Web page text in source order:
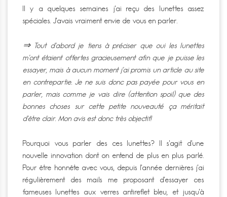
Il y a quelques semaines j’ai reçu des lunettes assez
spéciales. J’avais vraiment envie de vous en parler.
⇒ Tout d’abord je tiens à préciser que oui les lunettes
m’ont étaient offertes gracieusement afin que je puisse les
essayer, mais à aucun moment j’ai promis un article au site
en contrepartie. Je ne suis donc pas payée pour vous en
parler, mais comme je vais dire (attention spoil) que des
bonnes choses sur cette petite nouveauté ça méritait
d’être clair. Mon avis est donc très objectif!
Pourquoi vous parler des ces lunettes? Il s’agit d’une
nouvelle innovation dont on entend de plus en plus parlé.
Pour être honnête avec vous, depuis l’année dernières j’ai
régulièrement des mails me proposant d’essayer ces
fameuses lunettes aux verres antireflet bleu, et jusqu’à